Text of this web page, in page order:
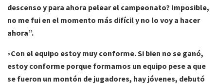
descenso y para ahora pelear el campeonato? Imposible,
no me fui en el momento más difícil y no lo voy a hacer
ahora”.
«Con el equipo estoy muy conforme. Si bien no se ganó,
estoy conforme porque formamos un equipo pese a que
se fueron un montón de jugadores, hay jóvenes, debutó